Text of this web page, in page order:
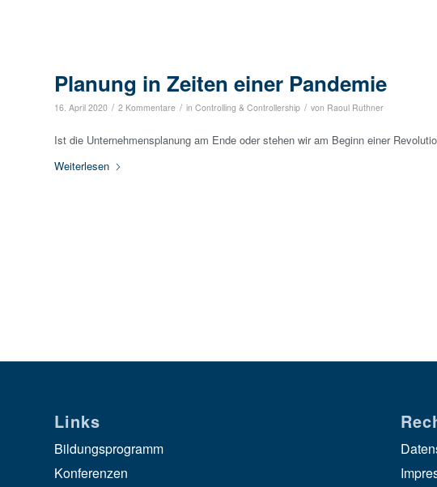
Planung in Zeiten einer Pandemie
16. April 2020 / 2 Kommentare / in Controlling & Controllership / von Raoul Ruthner
Ist die Unternehmensplanung am Ende oder stehen wir am Beginn einer
Weiterlesen
Links
Bildungsprogramm
Konferenzen